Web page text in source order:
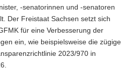
-senatorinnen und -senatoren
Der Freistaat Sachsen setzt sich
für eine Verbesserung der
ein, wie beispielsweise die zügige
2023/970 in